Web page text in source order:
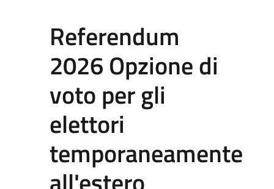
Referendum
2026 Opzione di
voto per gli
elettori
temporaneamente